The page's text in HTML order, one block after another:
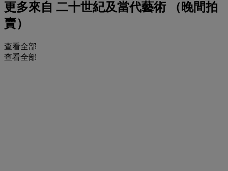
更多來自 二十世紀及當代藝術 （晚間拍
賣）
查看全部
查看全部